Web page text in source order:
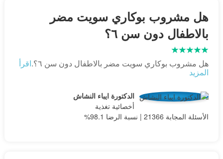
هل مشروب بوكاري سويت مضر
بالاطفال دون سن ٦؟
هل مشروب بوكاري سويت مضر بالاطفال دون سن ٦؟. اقرأ
المزيد
الدكتورة ايباء النشاش
أخصائية تغذية
الأسئلة المجابة 21366 | نسبة الرضا 98.1%